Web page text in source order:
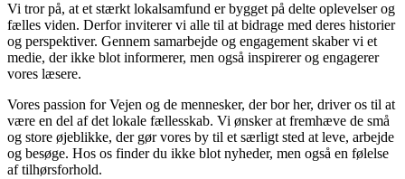
Vi tror på, at et stærkt lokalsamfund er bygget på delte oplevelser og
fælles viden. Derfor inviterer vi alle til at bidrage med deres historier
og perspektiver. Gennem samarbejde og engagement skaber vi et
medie, der ikke blot informerer, men også inspirerer og engagerer
vores læsere.
Vores passion for Vejen og de mennesker, der bor her, driver os til at
være en del af det lokale fællesskab. Vi ønsker at fremhæve de små
og store øjeblikke, der gør vores by til et særligt sted at leve, arbejde
og besøge. Hos os finder du ikke blot nyheder, men også en følelse
af tilhørsforhold.